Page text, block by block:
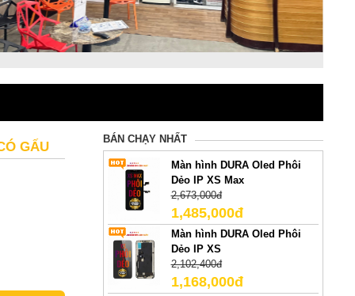
GẤU
BÁN CHẠY NHẤT
Màn hình DURA Oled Phôi
Dẻo IP XS Max
2,673,000đ
1,485,000đ
Màn hình DURA Oled Phôi
Dẻo IP XS
2,102,400đ
1,168,000đ